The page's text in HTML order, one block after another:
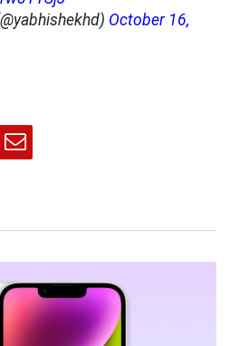
October 16,